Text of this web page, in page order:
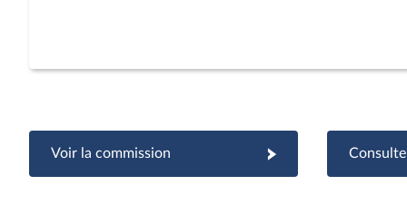
Voir la commission